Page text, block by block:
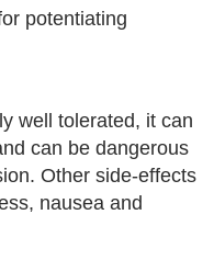
potentiating
well tolerated, it can
can be dangerous
Other side-effects
nausea and